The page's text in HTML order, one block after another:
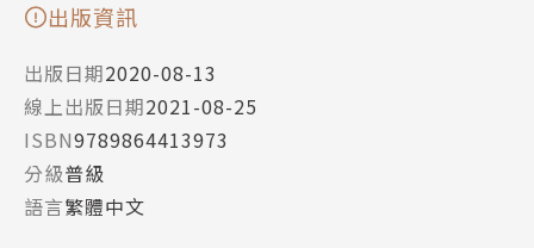
出版資訊
出版日期2020-08-13
線上出版日期2021-08-25
ISBN9789864413973
分級普級
語言繁體中文